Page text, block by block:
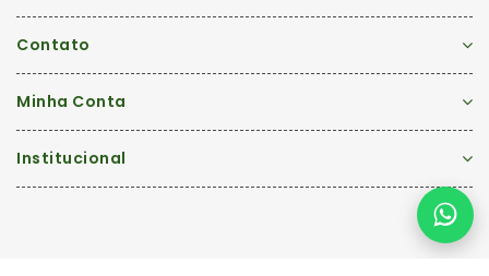
Contato
Minha Conta
Institucional